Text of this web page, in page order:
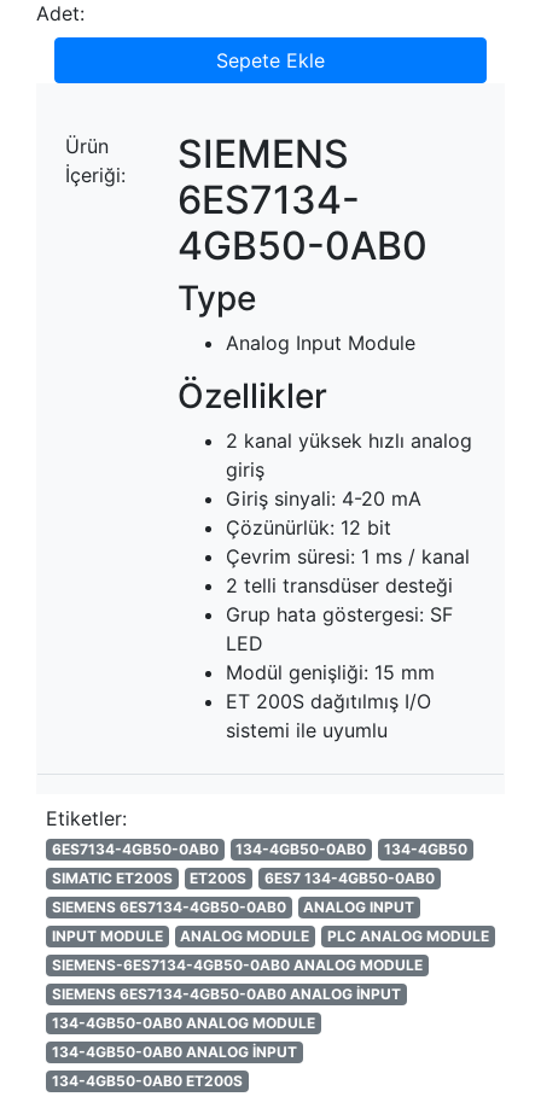
Adet:
Sepete Ekle
Ürün
İçeriği:
SIEMENS
6ES7134-
4GB50-0AB0
Type
Analog Input Module
Özellikler
2 kanal yüksek hızlı analog
giriş
Giriş sinyali: 4-20 mA
Çözünürlük: 12 bit
Çevrim süresi: 1 ms / kanal
2 telli transdüser desteği
Grup hata göstergesi: SF
LED
Modül genişliği: 15 mm
ET 200S dağıtılmış I/O
sistemi ile uyumlu
Etiketler:
6ES7134-4GB50-0AB0 134-4GB50-0AB0
134-4GB50
SIMATIC ET200S
ET200S
6ES7 134-4GB50-0AB0
SIEMENS 6ES7134-4GB50-0AB0
ANALOG INPUT
INPUT MODULE
ANALOG MODULE
PLC ANALOG MODULE
SIEMENS-6ES7134-4GB50-0AB0 ANALOG MODULE
SIEMENS 6ES7134-4GB50-0AB0 ANALOG İNPUT
134-4GB50-0AB0 ANALOG MODULE
134-4GB50-0AB0 ANALOG İNPUT
134-4GB50-0AB0 ET200S